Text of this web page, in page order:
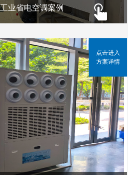
业省电空调案例
点击进入
方案详情